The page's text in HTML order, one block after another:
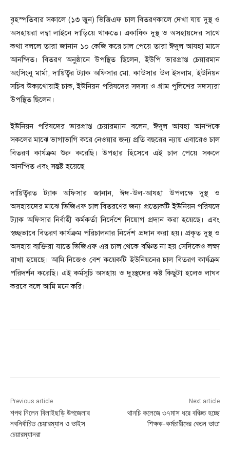
বৃহস্পতিবার সকালে (১৩ জুন) ভিজিএফ চাল বিতরণকালে দেখা যায় দুস্থ ও
অসহায়রা লম্বা লাইনে দাড়িয়ে থাকতে। একাধিক দুস্থ ও অসহায়দের সাথে
কথা বললে তারা জানান ১০ কেজি করে চাল পেয়ে তারা ঈদুল আযহা মাসে
আনন্দিত। বিতরণ অনুষ্ঠানে উপস্থিত ছিলেন, ইউপি ভারপ্রাপ্ত চেয়ারমান
অংসিংনু মার্মা, দায়িত্বর ট্যাক অফিসার মো. কাউসার উল ইসলাম, ইউনিয়ন
সচিব উক্যথোয়াই চাক, ইউনিয়ন পরিষদের সদস্য ও গ্রাম পুলিশের সদস্যরা
উপস্থিত ছিলেন।
ইউনিয়ন পরিষদের ভারপ্রাপ্ত চেয়ারম্যান বলেন, ঈদুল আযহা আনন্দকে
সকলের মাঝে ভাগাভাগি করে নেওয়ার জন্য প্রতি বছরের ন্যায় এবারেও চাল
বিতরণ কার্যক্রম শুরু করেছি। উপহার হিসেবে এই চাল পেয়ে সকলে
আনন্দিত এবং সন্তষ্ট হয়েছে
দায়িত্বরত ট্যাক অফিসার জানান, ঈদ-উল-আযহা উপলক্ষে দুস্থ ও
অসহায়দের মাঝে ভিজিএফ চাল বিতরণের জন্য প্রত্যেকটি ইউনিয়ন পরিষদে
ট্যাক অফিসার নির্বাহী কর্মকর্তা নির্দেশে নিয়োগ প্রদান করা হয়েছে। এবং
স্বচ্ছভাবে বিতরণ কার্যক্রম পরিচালনার নির্দেশ প্রদান করা হয়। প্রকৃত দুস্থ ও
অসহায় ব্যক্তিরা যাতে ভিজিএফ এর চাল থেকে বঞ্চিত না হয় সেদিকেও লক্ষ্য
রাখা হয়েছে। আমি নিজেও বেশ কয়েকটি ইউনিয়নের চাল বিতরণ কার্যক্রম
পরিদর্শন করেছি। এই কর্মসূচি অসহায় ও দুঃস্থদের কষ্ট কিছুটা হলেও লাঘব
করবে বলে আমি মনে করি।
Previous article
শপথ নিলেন বিলাইছড়ি উপজেলার
নবনির্বাচিত চেয়ারম্যান ও ভাইস
চেয়ারম্যানরা
Next article
থানচি কলেজে ৩৭মাস ধরে বঞ্চিত হচ্ছে
শিক্ষক-কর্মচারীদের বেতন ভাতা